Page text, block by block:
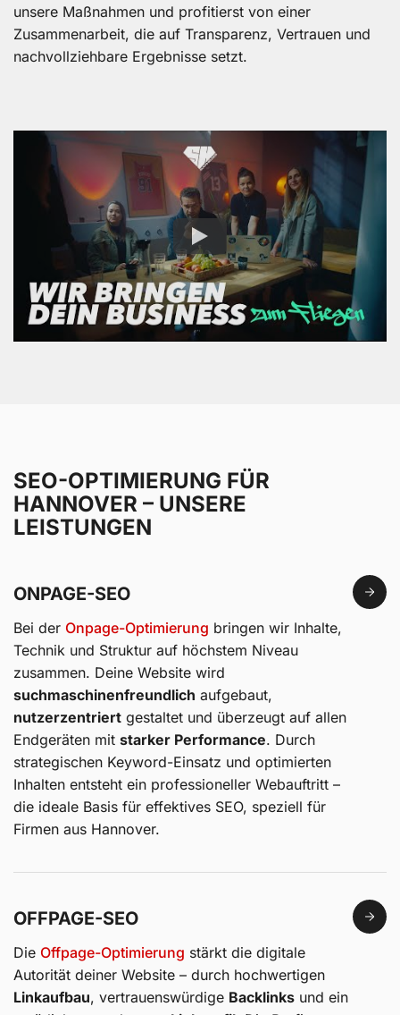
unsere Maßnahmen und profitierst von einer
Zusammenarbeit, die auf Transparenz, Vertrauen und
nachvollziehbare Ergebnisse setzt.
SEO-OPTIMIERUNG FÜR
HANNOVER – UNSERE
LEISTUNGEN
ONPAGE-SEO
Bei der Onpage-Optimierung bringen wir Inhalte,
Technik und Struktur auf höchstem Niveau
zusammen. Deine Website wird
suchmaschinenfreundlich aufgebaut,
nutzerzentriert gestaltet und überzeugt auf allen
Endgeräten mit starker Performance. Durch
strategischen Keyword-Einsatz und optimierten
Inhalten entsteht ein professioneller Webauftritt –
die ideale Basis für effektives SEO, speziell für
Firmen aus Hannover.
OFFPAGE-SEO
Die Offpage-Optimierung stärkt die digitale
Autorität deiner Website – durch hochwertigen
Linkaufbau, vertrauenswürdige Backlinks und ein